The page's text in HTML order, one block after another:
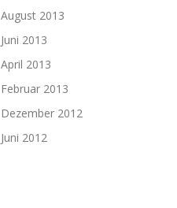
August 2013
Juni 2013
April 2013
Februar 2013
Dezember 2012
Juni 2012